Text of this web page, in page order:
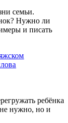
семьи.
Нужно ли
и писать
ребёнка
нужно, но и